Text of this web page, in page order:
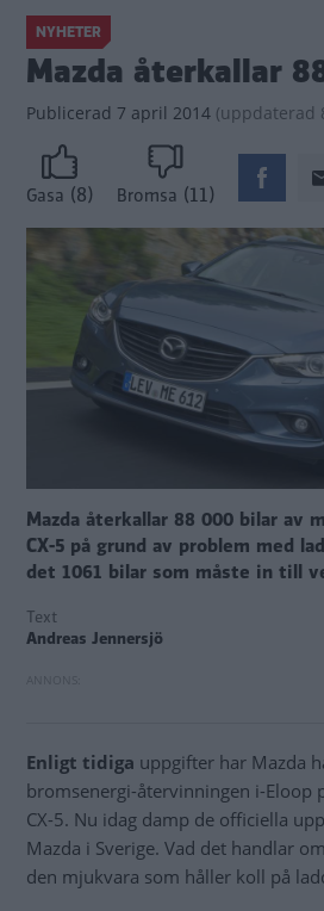
NYHETER
Mazda återkallar
Publicerad 7 april 2014 (uppdaterad
Gasa (8) Bromsa (11)
Mazda återkallar 88 000 bilar av
CX-5 på grund av problem med
det 1061 bilar som måste in till
Text
Andreas Jennersjö
Enligt tidiga uppgifter har Mazda
bromsenergi-återvinningen i-Eloop
CX-5. Nu idag damp de officiella
Mazda i Sverige. Vad det handlar
den mjukvara som håller koll på